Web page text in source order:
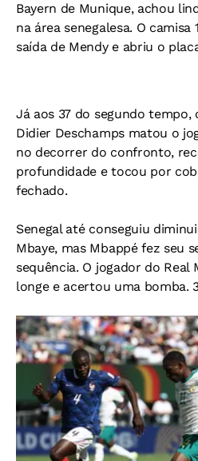
Bayern de Munique, achou
na área senegalesa. O
saída de Mendy e abriu o
Já aos 37 do segundo
Didier Deschamps matou o
no decorrer do confronto,
profundidade e tocou por
fechado.
Senegal até conseguiu
Mbaye, mas Mbappé fez seu
sequência. O jogador do Real
longe e acertou uma bomba.